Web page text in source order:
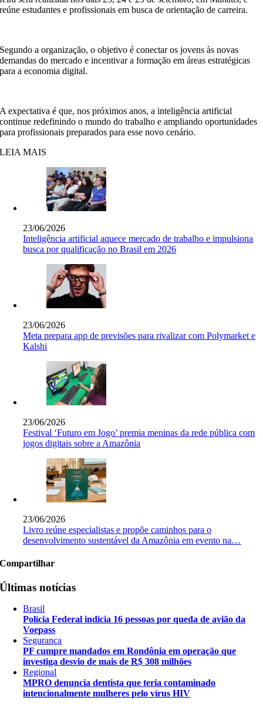
reúne estudantes e profissionais em busca de orientação de carreira.
Segundo a organização, o objetivo é conectar os jovens às novas
demandas do mercado e incentivar a formação em áreas estratégicas
para a economia digital.
A expectativa é que, nos próximos anos, a inteligência artificial
continue redefinindo o mundo do trabalho e ampliando oportunidades
para profissionais preparados para esse novo cenário.
LEIA MAIS
23/06/2026
Inteligência artificial aquece mercado de trabalho e impulsiona
busca por qualificação no Brasil em 2026
23/06/2026
Meta prepara app de previsões para rivalizar com Polymarket e
Kalshi
23/06/2026
Festival ‘Futuro em Jogo’ premia meninas da rede pública com
jogos digitais sobre a Amazônia
23/06/2026
Livro reúne especialistas e propõe caminhos para o
desenvolvimento sustentável da Amazônia em evento na…
Compartilhar
Últimas notícias
Brasil
Polícia Federal indicia 16 pessoas por queda de avião da
Voepass
Segurança
PF cumpre mandados em Rondônia em operação que
investiga desvio de mais de R$ 308 milhões
Regional
MPRO denuncia dentista que teria contaminado
intencionalmente mulheres pelo vírus HIV